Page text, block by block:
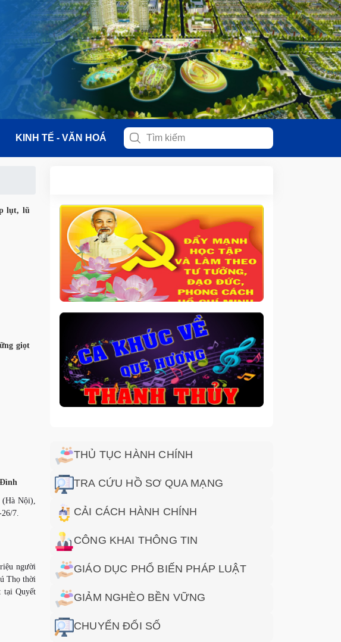
KINH TẾ - VĂN HOÁ
lụt, lũ
giọt
(Hà Nội),
7.
người
Thọ thời
tại Quyết
THỦ TỤC HÀNH CHÍNH
TRA CỨU HỒ SƠ QUA MẠNG
CẢI CÁCH HÀNH CHÍNH
CÔNG KHAI THÔNG TIN
GIÁO DỤC PHỔ BIẾN PHÁP LUẬT
GIẢM NGHÈO BỀN VỮNG
CHUYỂN ĐỔI SỐ